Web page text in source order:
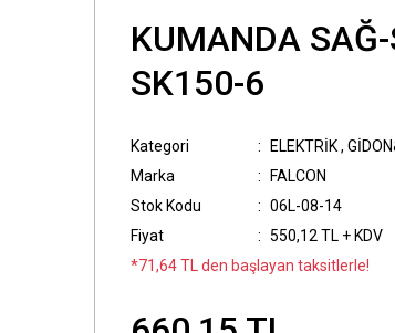
KUMANDA
SK150-6
Kategori ELEKTRİK,
Marka
FALCON
Stok Kodu
06L-08-14
Fiyat
550,12 TL + KDV
*71,64 TL den başlayan taksitlerle!